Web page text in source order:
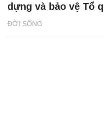
ĐỜI SỐNG
dựng và bảo vệ Tổ